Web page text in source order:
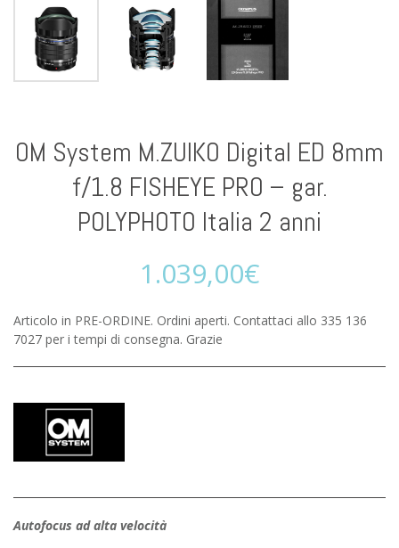
OM System M.ZUIKO Digital ED 8mm
f/1.8 FISHEYE PRO – gar.
POLYPHOTO Italia 2 anni
1.039,00€
Articolo in PRE-ORDINE. Ordini aperti. Contattaci allo 335 136
7027 per i tempi di consegna. Grazie
Autofocus ad alta velocità